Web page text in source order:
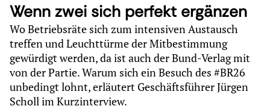
Wenn zwei sich perfekt ergänzen
Wo Betriebsräte sich zum intensiven Austausch
treffen und Leuchttürme der Mitbestimmung
gewürdigt werden, da ist auch der Bund-Verlag mit
von der Partie. Warum sich ein Besuch des #BR26
unbedingt lohnt, erläutert Geschäftsführer Jürgen
Scholl im Kurzinterview.